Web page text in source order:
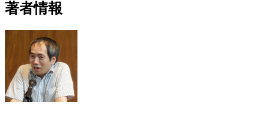
著者情報